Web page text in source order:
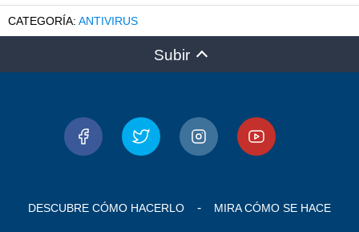
ANTIVIRUS
Subir
DESCUBRE CÓMO HACERLO MIRA CÓMO SE HACE